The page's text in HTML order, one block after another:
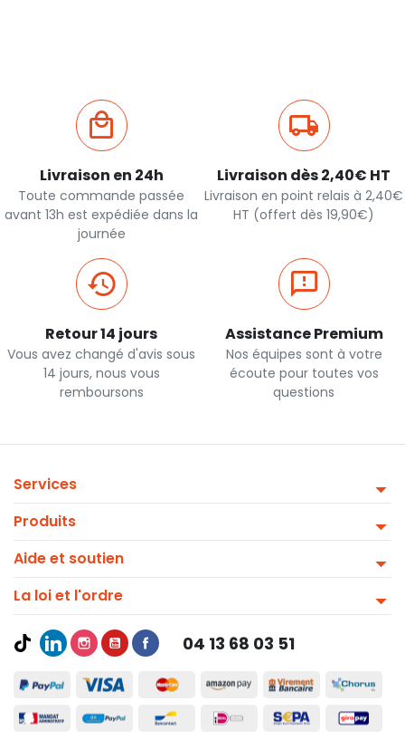
Livraison en 24h
Toute commande passée
avant 13h est expédiée dans la
journée
Livraison dès 2,40€ HT
Livraison en point relais à 2,40€
HT (offert dès 19,90€)
Retour 14 jours
Vous avez changé d'avis sous
14 jours, nous vous
remboursons
Assistance Premium
Nos équipes sont à votre
écoute pour toutes vos
questions
Services
Produits
Aide et soutien
La loi et l'ordre
04 13 68 03 51